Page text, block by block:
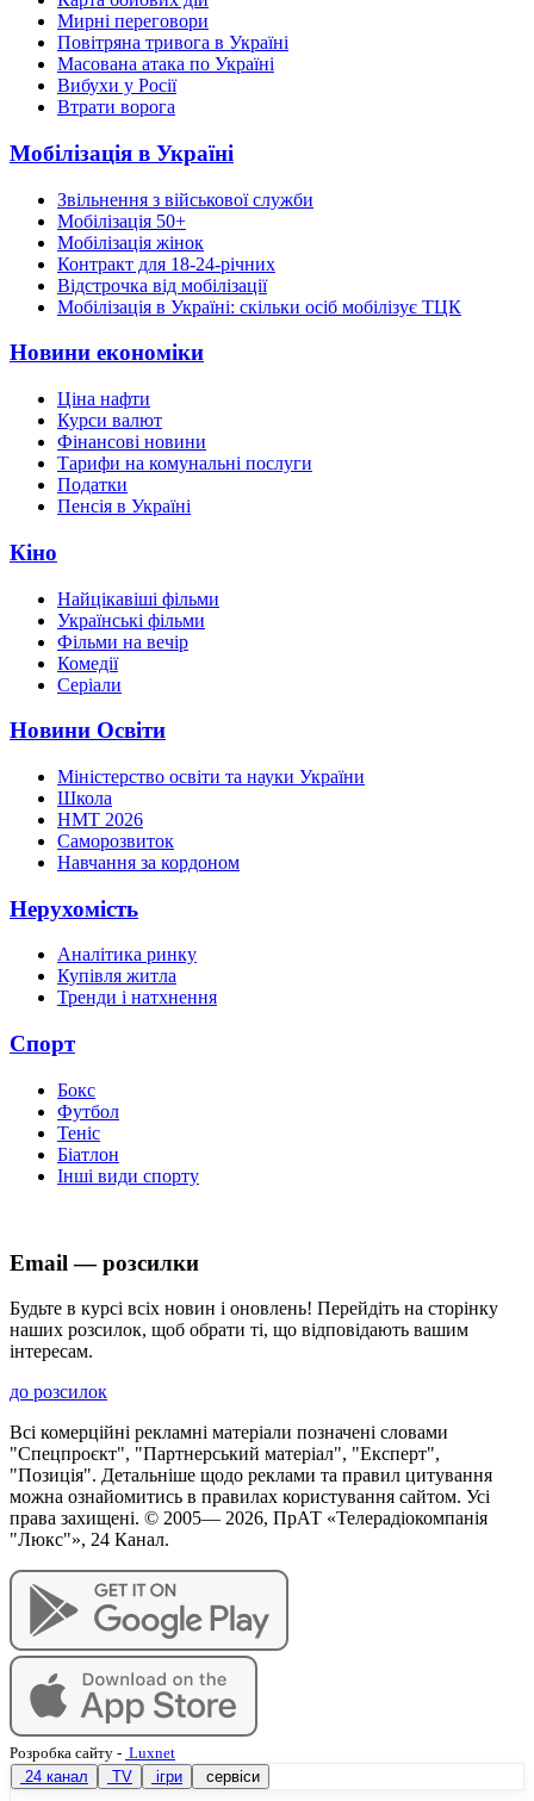
Мирні переговори
Повітряна тривога в Україні
Масована атака по Україні
Вибухи у Росії
Втрати ворога
Мобілізація в Україні
Звільнення з військової служби
Мобілізація 50+
Мобілізація жінок
Контракт для 18-24-річних
Відстрочка від мобілізації
Мобілізація в Україні: скільки осіб мобілізує ТЦК
Новини економіки
Ціна нафти
Курси валют
Фінансові новини
Тарифи на комунальні послуги
Податки
Пенсія в Україні
Кіно
Найцікавіші фільми
Українські фільми
Фільми на вечір
Комедії
Серіали
Новини Освіти
Міністерство освіти та науки України
Школа
НМТ 2026
Саморозвиток
Навчання за кордоном
Нерухомість
Аналітика ринку
Купівля житла
Тренди і натхнення
Спорт
Бокс
Футбол
Теніс
Біатлон
Інші види спорту
Email — розсилки
Будьте в курсі всіх новин і оновлень! Перейдіть на сторінку
наших розсилок, щоб обрати ті, що відповідають вашим
інтересам.
до розсилок
Всі комерційні рекламні матеріали позначені словами
"Спецпроєкт", "Партнерський матеріал", "Експерт",
"Позиція". Детальніше щодо реклами та правил цитування
можна ознайомитись в правилах користування сайтом. Усі
права захищені. © 2005— 2026, ПрАТ «Телерадіокомпанія
"Люкс"», 24 Канал.
Розробка сайту - Luxnet
24 канал
TV ігри сервіси